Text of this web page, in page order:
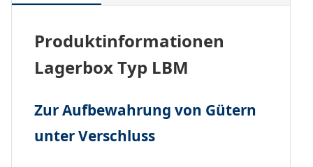
Produktinformationen
Lagerbox Typ LBM
Zur Aufbewahrung von Gütern
unter Verschluss